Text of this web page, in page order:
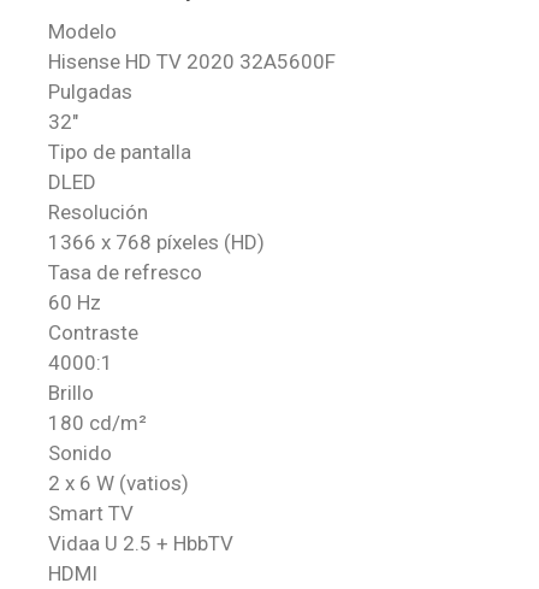
Modelo
Hisense HD TV 2020 32A5600F
Pulgadas
32″
Tipo de pantalla
DLED
Resolución
1366 x 768 píxeles (HD)
Tasa de refresco
60 Hz
Contraste
4000:1
Brillo
180 cd/m²
Sonido
2 x 6 W (vatios)
Smart TV
Vidaa U 2.5 + HbbTV
HDMI